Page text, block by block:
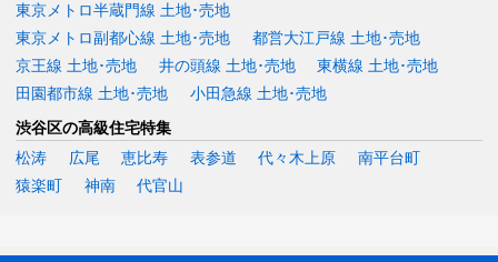
東京メトロ半蔵門線 土地･売地
東京メトロ副都心線 土地･売地
都営大江戸線 土地･売地
京王線 土地･売地
井の頭線 土地･売地
東横線 土地･売地
田園都市線 土地･売地
小田急線 土地･売地
渋谷区の高級住宅特集
松涛
広尾 恵比寿 表参道 代々木上原
南平台町
猿楽町
神南 代官山